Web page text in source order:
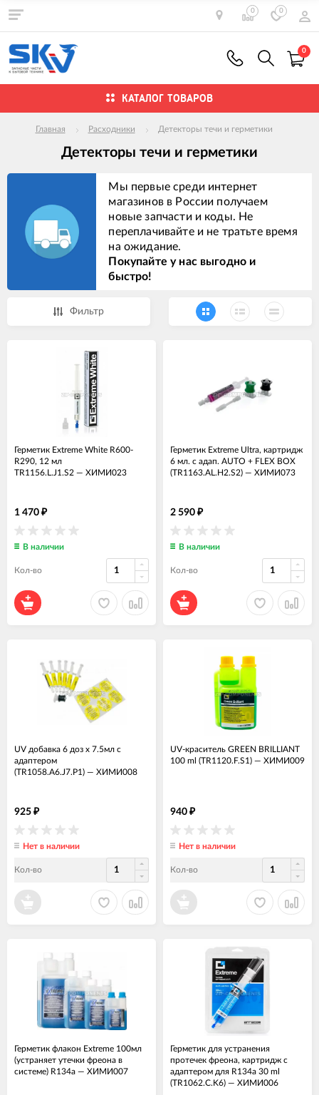
0 0
0
КАТАЛОГ ТОВАРОВ
Главная Расходники Детекторы течи и герметики
Детекторы течи и герметики
Мы первые среди интернет
магазинов в России получаем
новые запчасти и коды. Не
переплачивайте и не тратьте время
на ожидание.
Покупайте у нас выгодно и
быстро!
Фильтр
Герметик Extreme White R600-
R290, 12 мл
TR1156.L.J1.S2 — ХИМИ023
1 470 ₽
В наличии
Кол-во
Герметик Extreme Ultra, картридж
6 мл. c адап. AUTO + FLEX BOX
(TR1163.AL.H2.S2) — ХИМИ073
2 590 ₽
В наличии
Кол-во
UV добавка 6 доз х 7.5мл c
адаптером
(TR1058.A6.J7.P1) — ХИМИ008
925 ₽
Нет в наличии
Кол-во
UV-краситель GREEN BRILLIANT
100 ml (TR1120.F.S1) — ХИМИ009
940 ₽
Нет в наличии
Кол-во
Герметик флакон Extreme 100мл
(устраняет утечки фреона в
системе) R134a — ХИМИ007
Герметик для устранения
протечек фреона, картридж с
адаптером для R134a 30 ml
(TR1062.C.K6) — ХИМИ006